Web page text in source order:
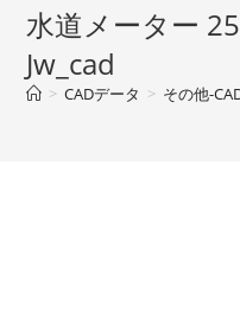
水道メーター
Jw_cad
> CADデータ > その他-